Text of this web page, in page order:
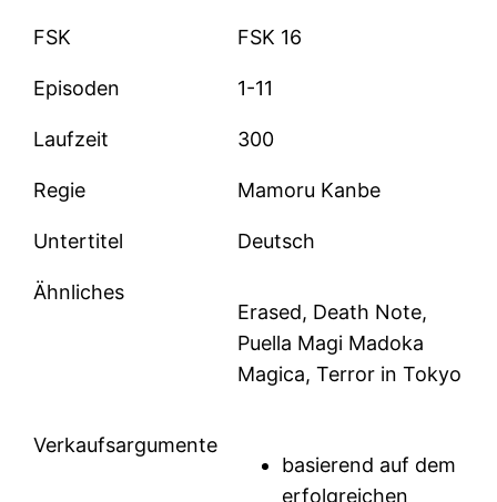
FSK FSK 16
Episoden 1-11
Laufzeit 300
Regie Mamoru Kanbe
Untertitel Deutsch
Ähnliches
Erased, Death Note,
Puella Magi Madoka
Magica, Terror in Tokyo
Verkaufsargumente
basierend auf dem
erfolgreichen